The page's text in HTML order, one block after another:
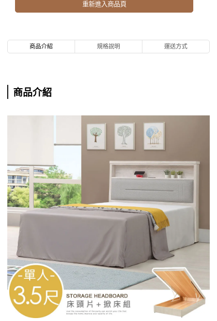
重新進入商品頁
商品介紹 規格說明 運送方式
商品介紹